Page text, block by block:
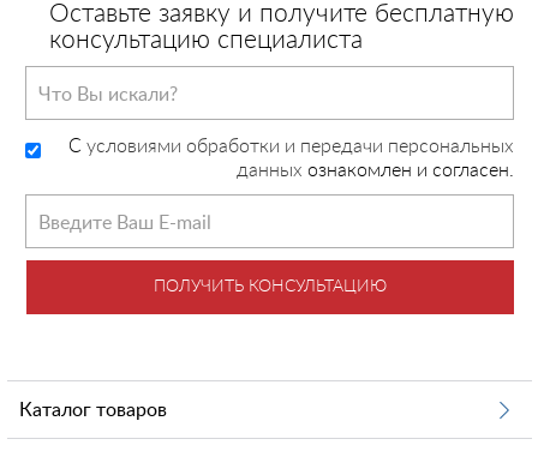
Оставьте заявку и получите бесплатную
консультацию специалиста
C условиями обработки и передачи персональных
данных ознакомлен и согласен.
ПОЛУЧИТЬ КОНСУЛЬТАЦИЮ
Каталог товаров